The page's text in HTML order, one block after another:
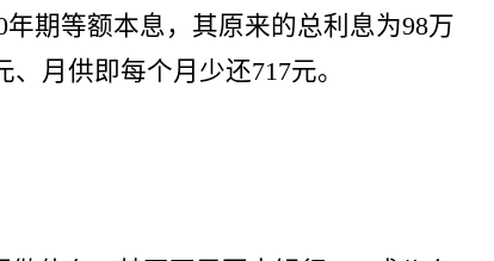
期等额本息，其原来的总利息为98万
月供即每个月少还717元。